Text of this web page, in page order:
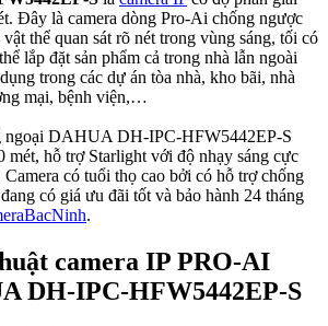
Đây là camera dòng Pro-Ai chống ngược
thể quan sát rõ nét trong vùng sáng, tối có
lắp đặt sản phẩm cả trong nhà lẫn ngoài
trong các dự án tòa nhà, kho bãi, nhà
mại, bệnh viện,…
ngoại DAHUA DH-IPC-HFW5442EP-S
mét, hỗ trợ Starlight với độ nhạy sáng cực
có tuổi thọ cao bởi có hỗ trợ chống
có giá ưu đãi tốt và bảo hành 24 tháng
.
camera IP PRO-AI
DH-IPC-HFW5442EP-S